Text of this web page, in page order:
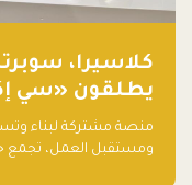
كلاسيرا،
يطلقون «سي
تقنيات
منصة مشتركة لبناء
ومستقبل العمل، تجمع